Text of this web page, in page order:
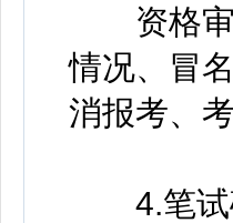
资格审
情况、冒
消报考、
4.笔试确